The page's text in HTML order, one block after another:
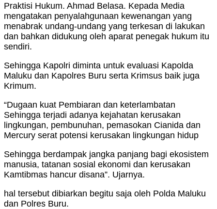
Praktisi Hukum. Ahmad Belasa. Kepada Media
mengatakan penyalahgunaan kewenangan yang
menabrak undang-undang yang terkesan di lakukan
dan bahkan didukung oleh aparat penegak hukum itu
sendiri.
Sehingga Kapolri diminta untuk evaluasi Kapolda
Maluku dan Kapolres Buru serta Krimsus baik juga
Krimum.
“Dugaan kuat Pembiaran dan keterlambatan
Sehingga terjadi adanya kejahatan kerusakan
lingkungan, pembunuhan, pemasokan Cianida dan
Mercury serat potensi kerusakan lingkungan hidup
Sehingga berdampak jangka panjang bagi ekosistem
manusia, tatanan sosial ekonomi dan kerusakan
Kamtibmas hancur disana”. Ujarnya.
hal tersebut dibiarkan begitu saja oleh Polda Maluku
dan Polres Buru.